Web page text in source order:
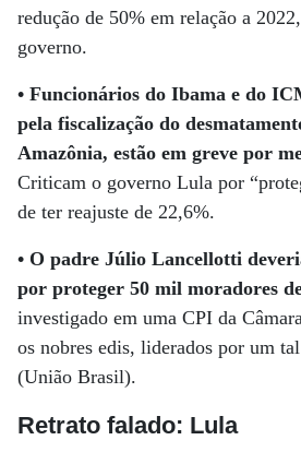
redução de 50% em relação a
governo.
• Funcionários do Ibama e do
pela fiscalização do
Amazônia, estão em greve por
Criticam o governo Lula por
de ter reajuste de 22,6%.
• O padre Júlio Lancellotti
por proteger 50 mil moradores
investigado em uma CPI da
os nobres edis, liderados por um
(União Brasil).
Retrato falado: Lula